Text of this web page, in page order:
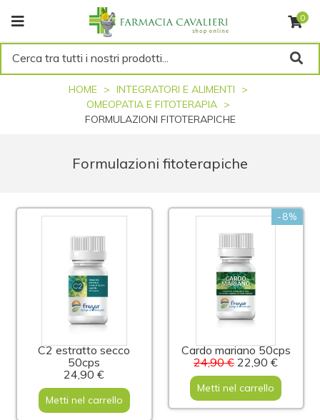
0
Cerca tra tutti i nostri prodotti...
HOME
INTEGRATORI E ALIMENTI
OMEOPATIA E FITOTERAPIA
FORMULAZIONI FITOTERAPICHE
Formulazioni fitoterapiche
C2 estratto secco
50cps
24,90 €
Metti nel carrello
-8%
Cardo mariano 50cps
24,90 € 22,90 €
Metti nel carrello